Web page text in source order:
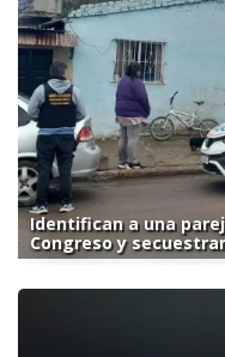
Identifican a una
Congreso y